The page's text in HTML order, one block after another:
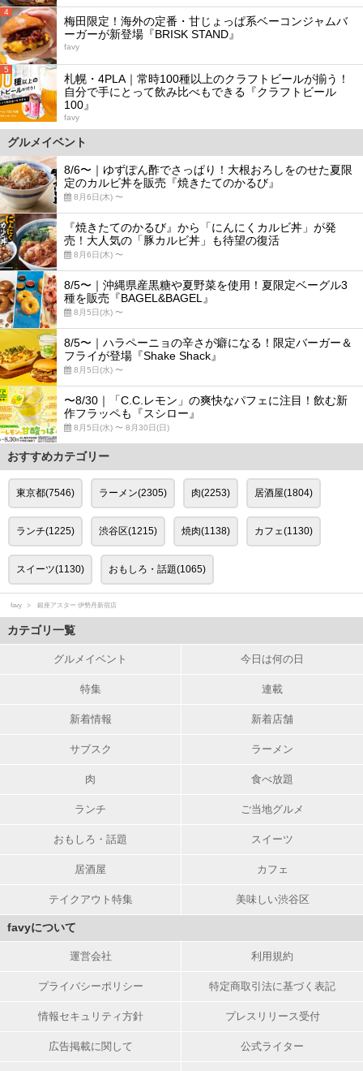
4
梅田限定！海外の定番・甘じょっぱ系ベーコンジャムバ
ーガーが新登場『BRISK STAND』
favy
5
札幌・4PLA｜常時100種以上のクラフトビールが揃う！
自分で手にとって飲み比べもできる『クラフトビール
100』
favy
グルメイベント
8/6〜｜ゆずぽん酢でさっぱり！大根おろしをのせた夏限
定のカルビ丼を販売『焼きたてのかるび』
8月6日(木) 〜
『焼きたてのかるび』から「にんにくカルビ丼」が発
売！大人気の「豚カルビ丼」も待望の復活
8月6日(木) 〜
8/5〜｜沖縄県産黒糖や夏野菜を使用！夏限定ベーグル3
種を販売『BAGEL&BAGEL』
8月5日(水) 〜
8/5〜｜ハラペーニョの辛さが癖になる！限定バーガー＆
フライが登場『Shake Shack』
8月5日(水) 〜
〜8/30｜「C.C.レモン」の爽快なパフェに注目！飲む新
作フラッペも『スシロー』
8月5日(水) 〜 8月30日(日)
おすすめカテゴリー
東京都(7546) ラーメン(2305) 肉(2253) 居酒屋(1804)
ランチ(1225) 渋谷区(1215) 焼肉(1138) カフェ(1130)
スイーツ(1130) おもしろ・話題(1065)
favy 銀座アスター 伊勢丹新宿店
カテゴリ一覧
グルメイベント 今日は何の日
特集 連載
新着情報 新着店舗
サブスク ラーメン
肉 食べ放題
ランチ ご当地グルメ
おもしろ・話題 スイーツ
居酒屋 カフェ
テイクアウト特集 美味しい渋谷区
favyについて
運営会社 利用規約
プライバシーポリシー 特定商取引法に基づく表記
情報セキュリティ方針 プレスリリース受付
広告掲載に関して 公式ライター